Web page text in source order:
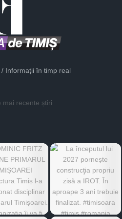
/ Informații în timp real
mai recente știri